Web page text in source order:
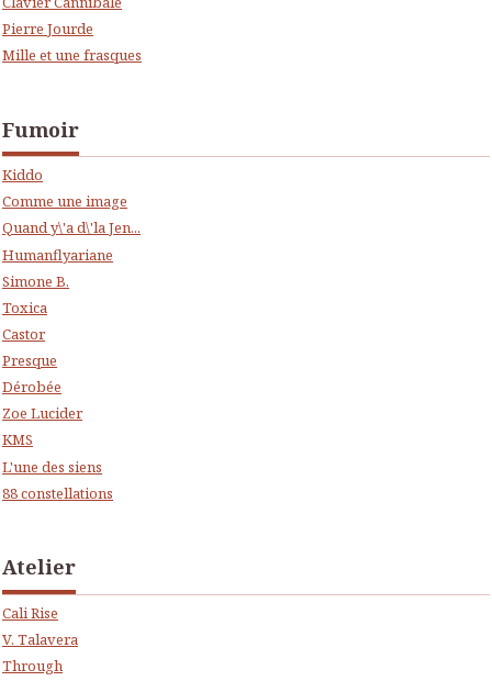
Pierre Jourde
Mille et une frasques
Fumoir
Kiddo
Comme une image
Quand y\'a d\'la Jen...
Humanflyariane
Simone B.
Toxica
Castor
Presque
Dérobée
Zoe Lucider
KMS
L'une des siens
88 constellations
Atelier
Cali Rise
V. Talavera
Through